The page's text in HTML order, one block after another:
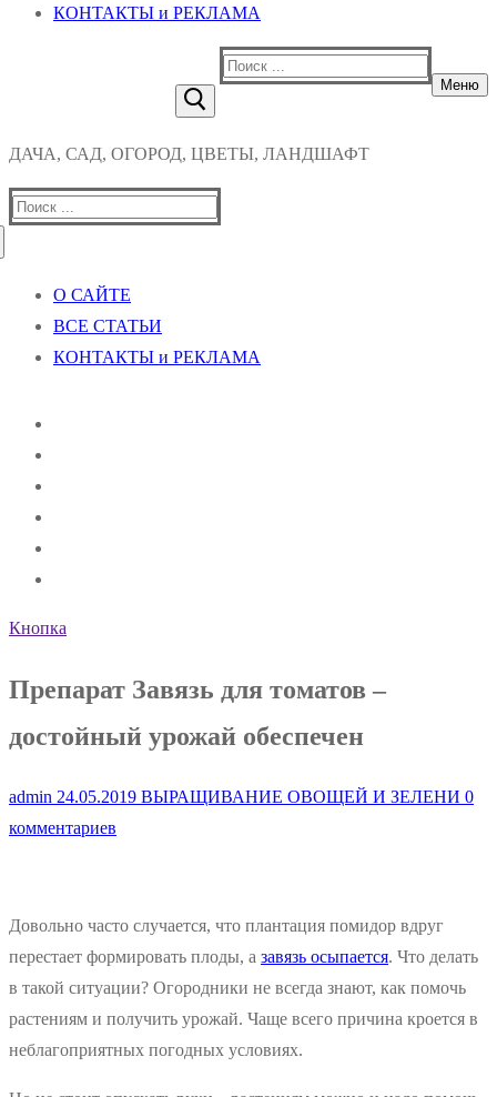
КОНТАКТЫ и РЕКЛАМА
Найти:
Меню
ДАЧА, САД, ОГОРОД, ЦВЕТЫ, ЛАНДШАФТ
Найти:
О САЙТЕ
ВСЕ СТАТЬИ
КОНТАКТЫ и РЕКЛАМА
Кнопка
Препарат Завязь для томатов –
достойный урожай обеспечен
admin 24.05.2019 ВЫРАЩИВАНИЕ ОВОЩЕЙ И ЗЕЛЕНИ 0
комментариев
Довольно часто случается, что плантация помидор вдруг
перестает формировать плоды, а завязь осыпается. Что делать
в такой ситуации? Огородники не всегда знают, как помочь
растениям и получить урожай. Чаще всего причина кроется в
неблагоприятных погодных условиях.